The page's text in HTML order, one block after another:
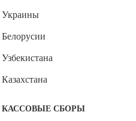
Украины
Белорусии
Узбекистана
Казахстана
КАССОВЫЕ СБОРЫ